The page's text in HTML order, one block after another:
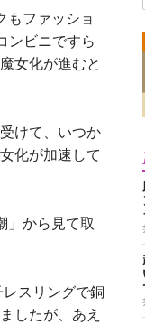
もファッショ
ンビニですら
女化が進むと
けて、いつか
化が加速して
」から見て取
スリングで銅
したが、あえ